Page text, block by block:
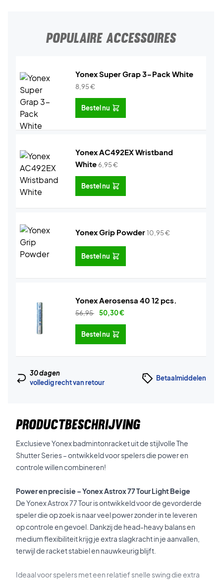
POPULAIRE ACCESSOIRES
Yonex Super Grap 3-Pack White
8,95€
Bestel nu
Yonex AC492EX Wristband
White6,95€
Bestel nu
Yonex Grip Powder10,95€
Bestel nu
Yonex Aerosensa 40 12 pcs.
56,95 50,30€
Bestel nu
30 dagen
volledig recht van retour
Betaalmiddelen
PRODUCTBESCHRIJVING
Exclusieve Yonex badmintonracket uit de stijlvolle The
Shutter Series – ontwikkeld voor spelers die power en
controle willen combineren!
Power en precisie – Yonex Astrox 77 Tour Light Beige
De Yonex Astrox 77 Tour is ontwikkeld voor de gevorderde
speler die op zoek is naar veel power zonder in te leveren
op controle en gevoel. Dankzij de head-heavy balans en
medium flexibiliteit krijg je extra slagkracht in je aanvallen,
terwijl de racket stabiel en nauwkeurig blijft.
Ideaal voor spelers met een relatief snelle swing die extra